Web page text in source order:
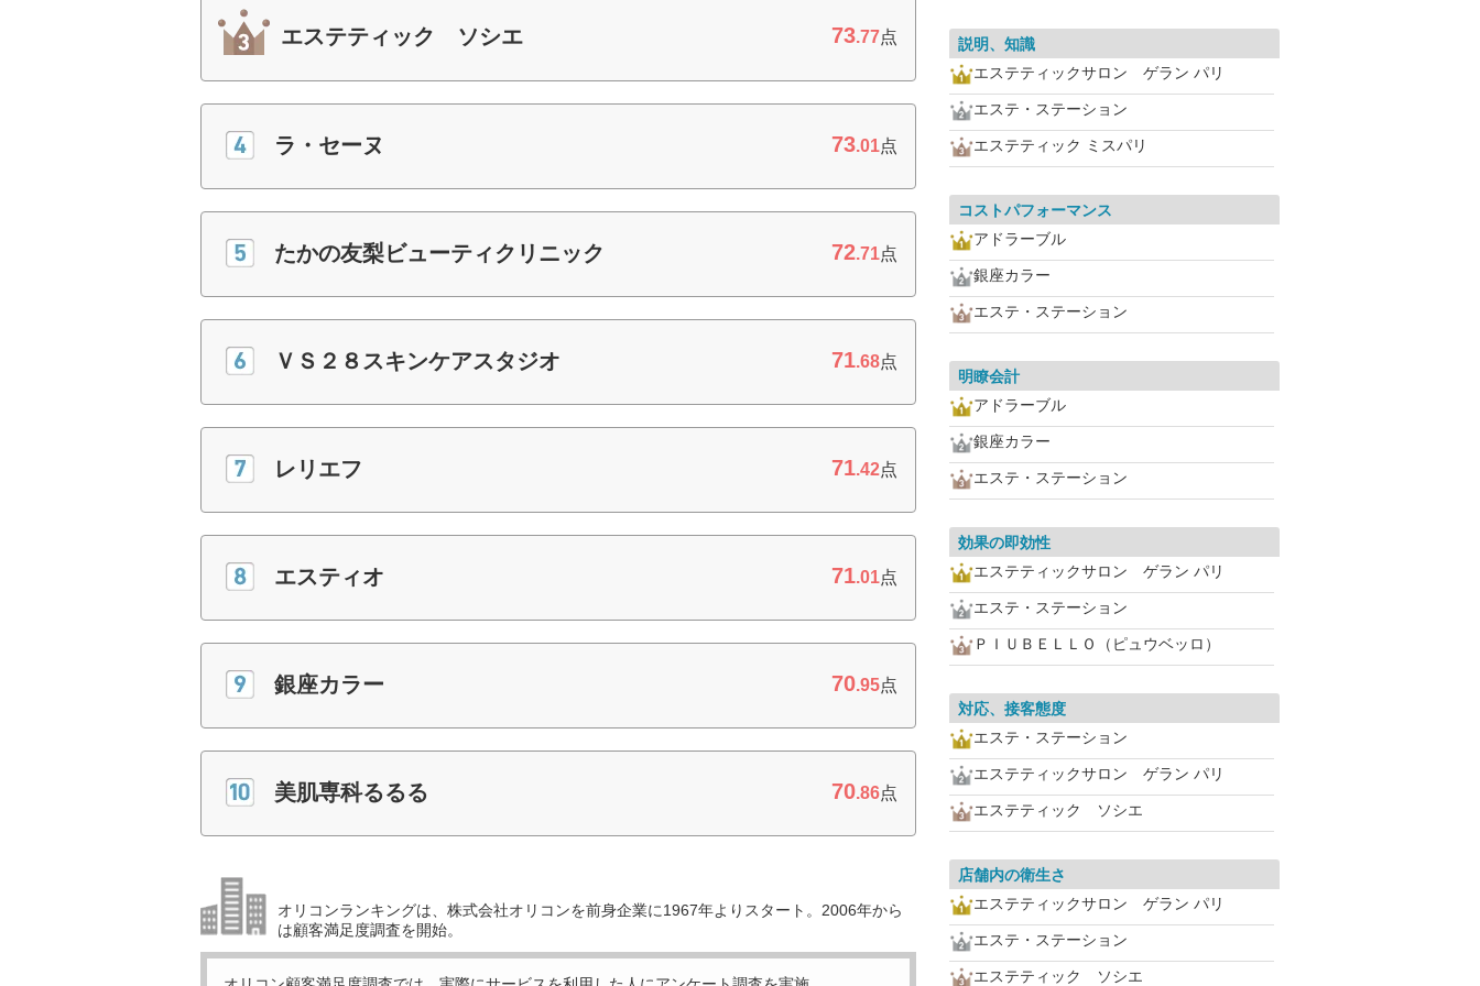
エステティック ソシエ 73.77点
ラ・セーヌ 73.01点
たかの友梨ビューティクリニック 72.71点
ＶＳ２８スキンケアスタジオ 71.68点
レリエフ 71.42点
エスティオ 71.01点
銀座カラー 70.95点
美肌専科るるる 70.86点
オリコンランキングは、株式会社オリコンを前身企業に1967年よりスタート。2006年から
は顧客満足度調査を開始。
説明、知識
エステティックサロン ゲラン パリ
エステ・ステーション
エステティック ミスパリ
コストパフォーマンス
アドラーブル
銀座カラー
エステ・ステーション
明瞭会計
アドラーブル
銀座カラー
エステ・ステーション
効果の即効性
エステティックサロン ゲラン パリ
エステ・ステーション
ＰＩＵＢＥＬＬＯ（ピュウベッロ）
対応、接客態度
エステ・ステーション
エステティックサロン ゲラン パリ
エステティック ソシエ
店舗内の衛生さ
エステティックサロン ゲラン パリ
エステ・ステーション
エステティック ソシエ